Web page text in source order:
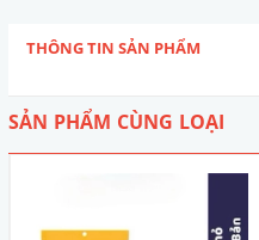
THÔNG TIN SẢN PHẨM
SẢN PHẨM CÙNG LOẠI